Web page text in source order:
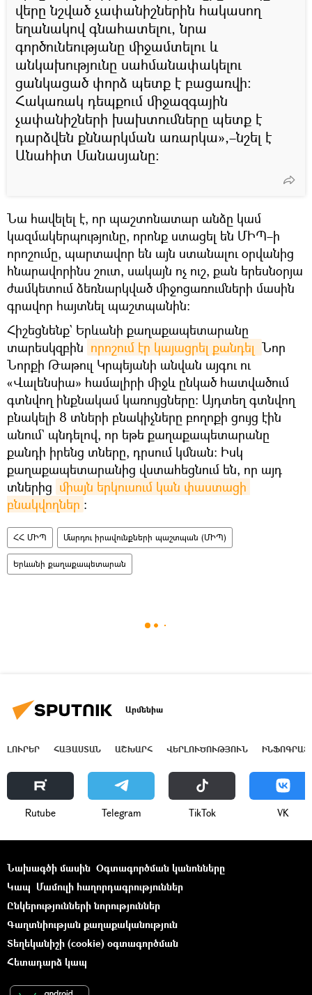
վերը նշված չափանիշներին հակասող
եղանակով գնահատելու, նրա
գործունեությանը միջամտելու և
անկախությունը սահմանափակելու
ցանկացած փորձ պետք է բացառվի։
Հակառակ դեպքում միջազգային
չափանիշների խախտումները պետք է
դարձվեն քննարկման առարկա»,–նշել է
Անահիտ Մանասյանը:
Նա հավելել է, որ պաշտոնատար անձը կամ
կազմակերպությունը, որոնք ստացել են ՄԻՊ–ի
որոշումը, պարտավոր են այն ստանալու օրվանից
հնարավորինս շուտ, սակայն ոչ ուշ, քան երեսնօրյա
ժամկետում ձեռնարկված միջոցառումների մասին
գրավոր հայտնել պաշտպանին։
Հիշեցնենք` Երևանի քաղաքապետարանը
տարեսկզբին որոշում էր կայացրել քանդել Նոր
Նորքի Թաթուլ Կրպեյանի անվան այգու ու
«Վալենսիա» համալիրի միջև ընկած հատվածում
գտնվող ինքնակամ կառույցները։ Այդտեղ գտնվող
բնակելի 8 տների բնակիչները բողոքի ցույց էին
անում` պնդելով, որ եթե քաղաքապետարանը
քանդի իրենց տները, դրսում կմնան։ Իսկ
քաղաքապետարանից վստահեցնում են, որ այդ
տներից միայն երկուսում կան փաստացի
բնակվողներ ։
ՀՀ ՄԻՊ Մարդու իրավունքների պաշտպան (ՄԻՊ)
Երևանի քաղաքապետարան
Արմենիա
ԼՈՒՐԵՐ ՀԱՅԱՍՏԱՆ ԱՇԽԱՐՀ ՎԵՐԼՈՒԾՈՒԹՅՈՒՆ
Rutube Telegram ТikТоk VK
Նախագծի մասին Օգտագործման կանոնները
Կապ Մամուլի հաղորդագրություններ
Ընկերությունների նորություններ
Գաղտնիության քաղաքականություն
Տեղեկանիշի (cookie) օգտագործման
Հետադարձ կապ